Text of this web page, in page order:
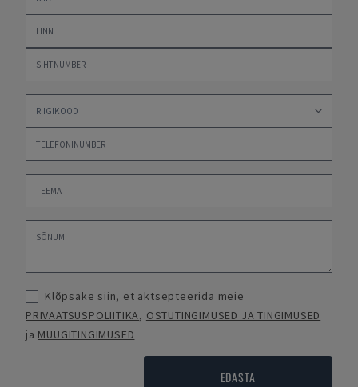
Klõpsake siin, et aktsepteerida meie
PRIVAATSUSPOLIITIKA, OSTUTINGIMUSED JA TINGIMUSED
ja MÜÜGITINGIMUSED
EDASTA